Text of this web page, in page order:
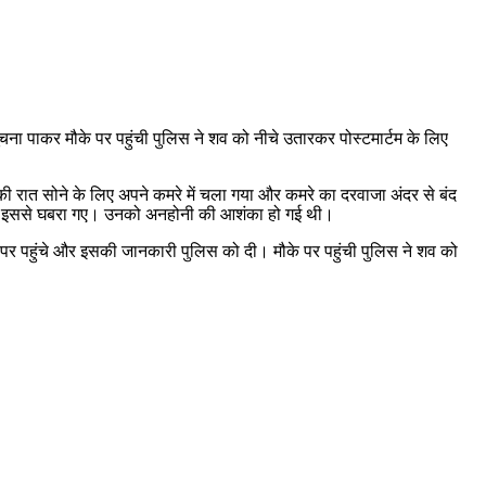
मौके पर पहुंची पुलिस ने शव को नीचे उतारकर पोस्टमार्टम के लिए
की रात सोने के लिए अपने कमरे में चला गया और कमरे का दरवाजा अंदर से बंद
घबरा गए। उनको अनहोनी की आशंका हो गई थी।
पहुंचे और इसकी जानकारी पुलिस को दी। मौके पर पहुंची पुलिस ने शव को